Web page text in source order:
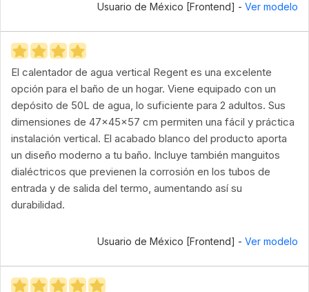
Usuario de México [Frontend] - Ver modelo
El calentador de agua vertical Regent es una excelente
opción para el baño de un hogar. Viene equipado con un
depósito de 50L de agua, lo suficiente para 2 adultos. Sus
dimensiones de 47x45x57 cm permiten una fácil y práctica
instalación vertical. El acabado blanco del producto aporta
un diseño moderno a tu baño. Incluye también manguitos
dialéctricos que previenen la corrosión en los tubos de
entrada y de salida del termo, aumentando así su
durabilidad.
Usuario de México [Frontend] - Ver modelo